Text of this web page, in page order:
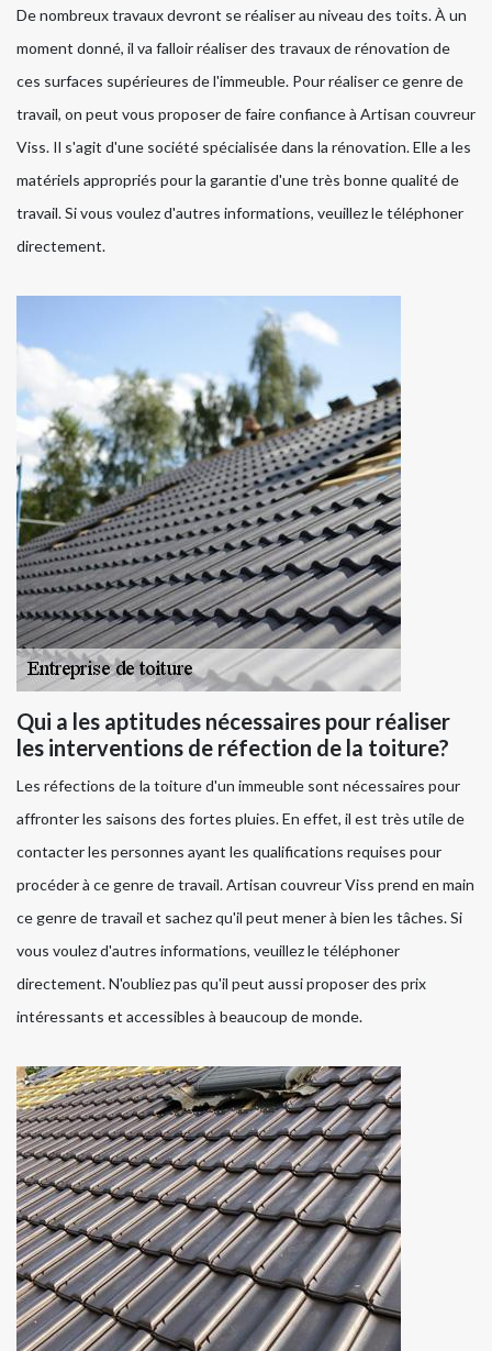
De nombreux travaux devront se réaliser au niveau des toits. À un
moment donné, il va falloir réaliser des travaux de rénovation de
ces surfaces supérieures de l'immeuble. Pour réaliser ce genre de
travail, on peut vous proposer de faire confiance à Artisan couvreur
Viss. Il s'agit d'une société spécialisée dans la rénovation. Elle a les
matériels appropriés pour la garantie d'une très bonne qualité de
travail. Si vous voulez d'autres informations, veuillez le téléphoner
directement.
Qui a les aptitudes nécessaires pour réaliser
les interventions de réfection de la toiture?
Les réfections de la toiture d'un immeuble sont nécessaires pour
affronter les saisons des fortes pluies. En effet, il est très utile de
contacter les personnes ayant les qualifications requises pour
procéder à ce genre de travail. Artisan couvreur Viss prend en main
ce genre de travail et sachez qu'il peut mener à bien les tâches. Si
vous voulez d'autres informations, veuillez le téléphoner
directement. N'oubliez pas qu'il peut aussi proposer des prix
intéressants et accessibles à beaucoup de monde.